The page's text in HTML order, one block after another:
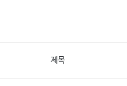
제목